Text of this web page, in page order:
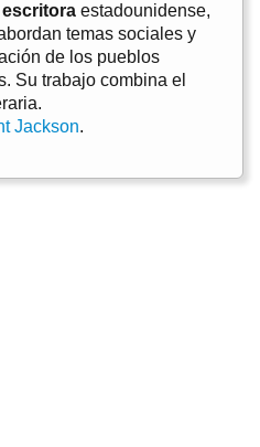
escritora estadounidense,
temas sociales y
de los pueblos
Su trabajo combina el
Jackson.